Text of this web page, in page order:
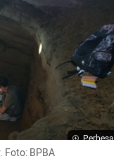
Perbesar
Foto: BPBA